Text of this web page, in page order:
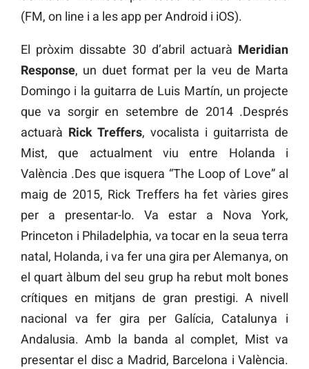
(FM, on line i a les app per Android i iOS).
El pròxim dissabte 30 d’abril actuarà Meridian
Response, un duet format per la veu de Marta
Domingo i la guitarra de Luis Martín, un projecte
que va sorgir en setembre de 2014 .Després
actuarà Rick Treffers, vocalista i guitarrista de
Mist, que actualment viu entre Holanda i
València .Des que isquera “The Loop of Love” al
maig de 2015, Rick Treffers ha fet vàries gires
per a presentar-lo. Va estar a Nova York,
Princeton i Philadelphia, va tocar en la seua terra
natal, Holanda, i va fer una gira per Alemanya, on
el quart àlbum del seu grup ha rebut molt bones
crítiques en mitjans de gran prestigi. A nivell
nacional va fer gira per Galícia, Catalunya i
Andalusia. Amb la banda al complet, Mist va
presentar el disc a Madrid, Barcelona i València.